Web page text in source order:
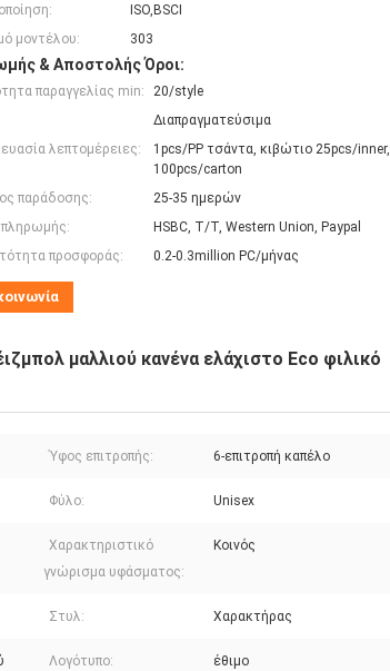
ISO,BSCI
μοντέλου:
303
& Αποστολής Όροι:
παραγγελίας min:
20/style
Διαπραγματεύσιμα
λεπτομέρειες:
1pcs/PP τσάντα, κιβώτιο 25pcs/inner,
100pcs/carton
παράδοσης:
25-35 ημερών
HSBC, T/T, Western Union, Paypal
προσφοράς:
0.2-0.3million PC/μήνας
μαλλιού κανένα ελάχιστο Eco φιλικό
Ύφος επιτροπής: 6-επιτροπή καπέλο
Φύλο: Unisex
Χαρακτηριστικό
γνώρισμα υφάσματος:
Κοινός
Στυλ: Χαρακτήρας
Λογότυπο: έθιμο